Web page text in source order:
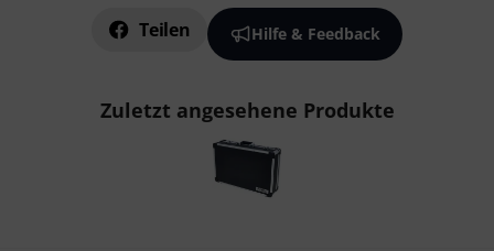
Teilen Hilfe & Feedback
Zuletzt angesehene Produkte